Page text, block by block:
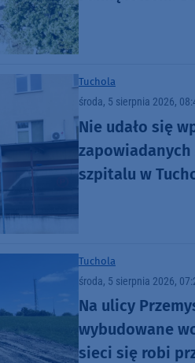
Tuchola
środa, 5 sierpnia 2026,
Nie udało się
szpitalu w
Tuchola
środa, 5 sierpnia 2026,
Na ulicy
wybudowane
sieci się robi